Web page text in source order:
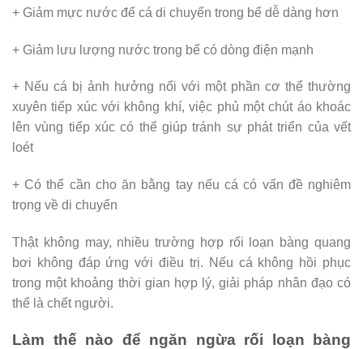
+ Giảm mực nước để cá di chuyển trong bể dễ dàng hơn
+ Giảm lưu lượng nước trong bể có dòng điện mạnh
+ Nếu cá bị ảnh hưởng nổi với một phần cơ thể thường
xuyên tiếp xúc với không khí, việc phủ một chút áo khoác
lên vùng tiếp xúc có thể giúp tránh sự phát triển của vết
loét
+ Có thể cần cho ăn bằng tay nếu cá có vấn đề nghiêm
trọng về di chuyển
Thật không may, nhiều trường hợp rối loạn bàng quang
bơi không đáp ứng với điều trị. Nếu cá không hồi phục
trong một khoảng thời gian hợp lý, giải pháp nhân đạo có
thể là chết người.
Làm thế nào để ngăn ngừa rối loạn bàng